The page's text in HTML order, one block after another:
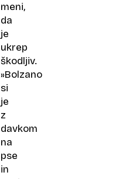
meni,
da
je
ukrep
škodljiv.
»Bolzano
si
je
z
davkom
na
pse
in